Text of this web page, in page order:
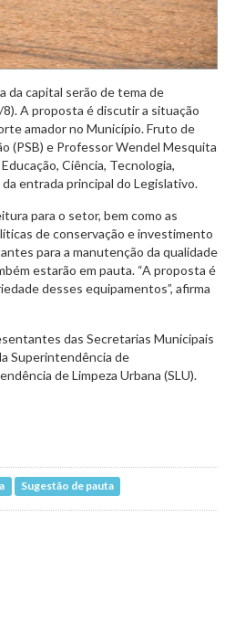
da capital serão de tema de
A proposta é discutir a situação
amador no Município. Fruto de
(PSB) e Professor Wendel Mesquita
Ciência, Tecnologia,
entrada principal do Legislativo.
para o setor, bem como as
de conservação e investimento
para a manutenção da qualidade
estarão em pauta. “A proposta é
desses equipamentos”, afirma
das Secretarias Municipais
Superintendência de
de Limpeza Urbana (SLU).
Sugestão de pauta